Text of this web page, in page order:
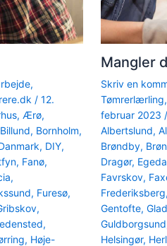
,
/ 12.
, Ærø,
Billund, Bornholm,
, DIY,
, Fanø,
,
, Furesø,
,
,
, Høje-
Mangler
Skriv en
Tømrerlærling,
februar 2023 /
Albertslund,
Brøndby,
Dragør,
Favrskov,
Frederiksberg,
Gentofte,
Guldborgsund
Helsingør,